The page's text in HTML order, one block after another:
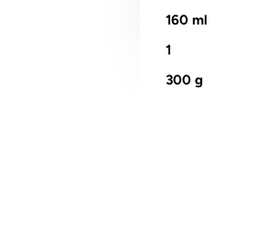
160 ml
1
300 g